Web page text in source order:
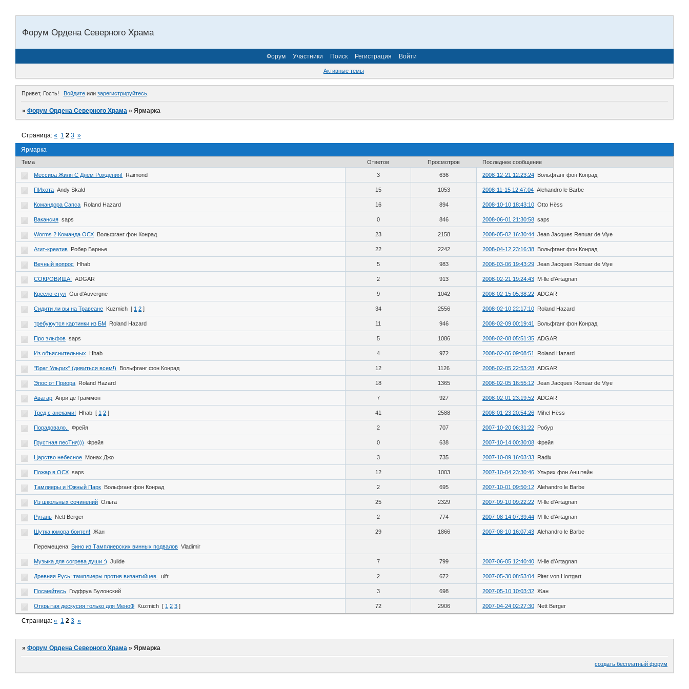
Форум Ордена Северного Храма
Форум Участники Поиск Регистрация Войти
Активные темы
Привет, Гость! Войдитеили зарегистрируйтесь.
»Форум Ордена Северного Храма »Ярмарка
Ярмарка
Страница:« 1 2 3 »
Тема Ответов Просмотров Последнее сообщение
Мессира Жиля С Днем Рождения! Raimond 3 636 2008-12-21 12:23:24 Вольфганг фон Конрад
ПИхота Andy Skald 15 1053 2008-11-15 12:47:04 Alehandro le Barbe
Командора Сапса Roland Hazard 16 894 2008-10-10 18:43:10 Otto Нёss
Вакансия saps 0 846 2008-06-01 21:30:58 saps
Worms 2 Команда ОСХ Вольфганг фон Конрад 23 2158 2008-05-02 16:30:44 Jean Jacques Renuar de Viye
Агит-креатив Робер Барнье 22 2242 2008-04-12 23:16:38 Вольфганг фон Конрад
Вечный вопрос Hhab 5 983 2008-03-06 19:43:29 Jean Jacques Renuar de Viye
СОКРОВИЩА! ADGAR 2 913 2008-02-21 19:24:43 M-lle d'Artagnan
Кресло-стул Gui d'Auvergne 9 1042 2008-02-15 05:38:22 ADGAR
Сидити ли вы на Травеане Kuzmich [ 1 2 ] 34 2556 2008-02-10 22:17:10 Roland Hazard
требуюутся картинки из БМ Roland Hazard 11 946 2008-02-09 00:19:41 Вольфганг фон Конрад
Про эльфов saps 5 1086 2008-02-08 05:51:35 ADGAR
Из объяснительных Hhab 4 972 2008-02-06 09:08:51 Roland Hazard
"Брат Ульрих" (дивиться всем!) Вольфганг фон Конрад 12 1126 2008-02-05 22:53:28 ADGAR
Эпос от Приора Roland Hazard 18 1365 2008-02-05 16:55:12 Jean Jacques Renuar de Viye
Аватар Анри де Граммон 7 927 2008-02-01 23:19:52 ADGAR
Тред с анеками! Hhab [ 1 2 ] 41 2588 2008-01-23 20:54:26 Mihel Нёss
Порадовало.. Фрейя 2 707 2007-10-20 06:31:22 Робур
Грустная песТня))) Фрейя 0 638 2007-10-14 00:30:08 Фрейя
Царство небесное Монах Джо 3 735 2007-10-09 16:03:33 Radix
Пожар в ОСХ saps 12 1003 2007-10-04 23:30:46 Ульрих фон Анштейн
Тамлиеры и Южный Парк Вольфганг фон Конрад 2 695 2007-10-01 09:50:12 Alehandro le Barbe
Из школьных сочинений Ольга 25 2329 2007-09-10 09:22:22 M-lle d'Artagnan
Ругань Nett Berger 2 774 2007-08-14 07:39:44 M-lle d'Artagnan
Шутка юмора боится! Жан 29 1866 2007-08-10 16:07:43 Alehandro le Barbe
Перемещена: Вино из Тамплиерских винных подвалов Vladimir
Музыка для согрева души :) Julide 7 799 2007-06-05 12:40:40 M-lle d'Artagnan
Древняя Русь: тамплиеры против византийцев. ulfr 2 672 2007-05-30 08:53:04 Piter von Hortgart
Посмейтесь Годфруа Булонский 3 698 2007-05-10 10:03:32 Жан
Открытая дескусия только для МеноФ Kuzmich [ 1 2 3 ] 72 2906 2007-04-24 02:27:30 Nett Berger
Страница:« 1 2 3 »
»Форум Ордена Северного Храма »Ярмарка
создать бесплатный форум